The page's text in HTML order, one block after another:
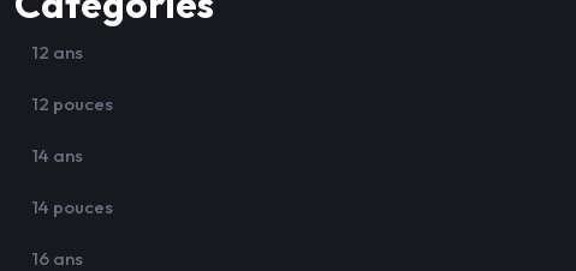
12 ans
12 pouces
14 ans
14 pouces
16 ans